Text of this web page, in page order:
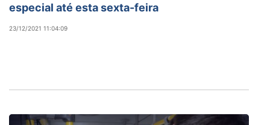
especial até esta sexta-feira
23/12/2021 11:04:09